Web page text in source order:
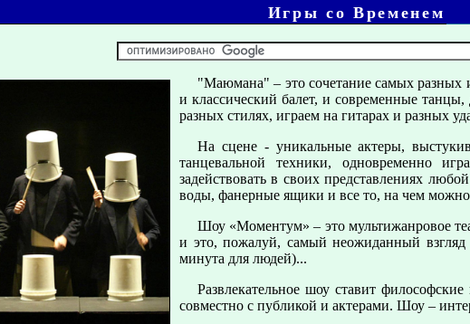
Игры со Временем
"Маюмана" – это сочетание самых разных
и классический балет, и современные
разных стилях, играем на гитарах и разных
На сцене - уникальные актеры,
танцевальной техники, одновременно
задействовать в своих представлениях
воды, фанерные ящики и все то, на чем
Шоу «Моментум» – это мультижанровое
и это, пожалуй, самый неожиданный
минута для людей)...
Развлекательное шоу ставит
совместно с публикой и актерами. Шоу –